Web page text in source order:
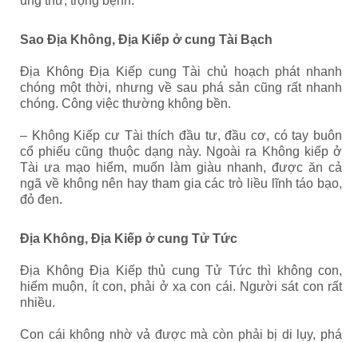
Sao Địa Không, Địa Kiếp ở cung Tài Bạch
Địa Không Địa Kiếp cung Tài chủ hoạch phát nhanh
chóng một thời, nhưng về sau phá sản cũng rất nhanh
chóng. Công việc thường không bền.
– Không Kiếp cư Tài thích đầu tư, đầu cơ, có tay buôn
cổ phiếu cũng thuộc dạng này. Ngoài ra Không kiếp ở
Tài ưa mạo hiểm, muốn làm giàu nhanh, được ăn cả
ngã về không nên hay tham gia các trò liều lĩnh táo bạo,
đỏ đen.
Địa Không, Địa Kiếp ở cung Tử Tức
Địa Không Địa Kiếp thủ cung Tử Tức thì không con,
hiếm muộn, ít con, phải ở xa con cái. Người sát con rất
nhiều.
Con cái không nhờ vả được mà còn phải bị di lụy, phá